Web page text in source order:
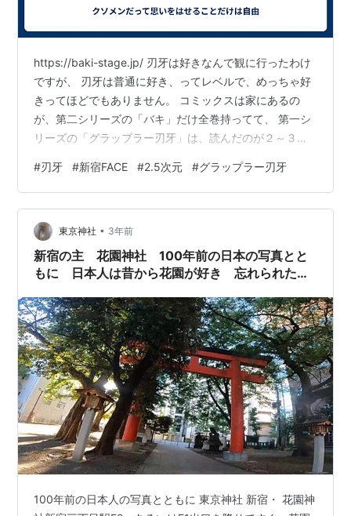
https://baki-stage.jp/ 刃牙は好きなんで観に行ったわけ
ですが、 刃牙は普通に好き、ってレベルで、めっちゃ好
きってほどでもありません。 コミックスは家にあるの
が、第二シリーズの「バキ」だけ全巻持ってて、 第一シ
リーズの「グラップラー刃牙」は、読んだのが２～３
以降は漫画アプリで１回読んだくらいのレベルです。
#刃牙 #新宿FACE #2.5次元 #グラップラー刃牙
東京神社 • 3年前
新宿の主 花園神社 100年前の日本の写真とと
もに 日本人は昔から花園が好き 忘れられた日
100年前の日本人の写真とともに 東京神社 新宿・ 花園神